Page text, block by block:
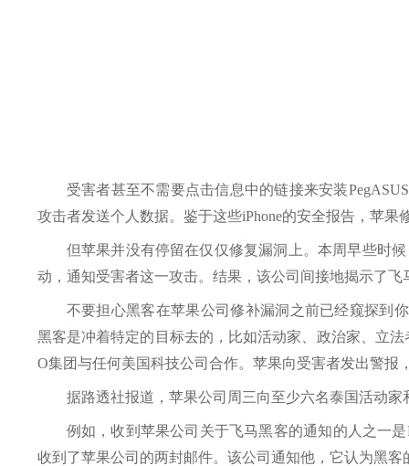
受害者甚至不需要点击信息中的链接来安装
攻击者发送个人数据。鉴于这些iPhone的安全报告，苹果
但苹果并没有停留在仅仅修复漏洞上。本周早些时
动，通知受害者这一攻击。结果，该公司间接地揭示了
不要担心黑客在苹果公司修补漏洞之前已经窥探到
黑客是冲着特定的目标去的，比如活动家、政治家、立
O集团与任何美国科技公司合作。苹果向受害者发出警
据路透社报道，苹果公司周三向至少六名泰国活动
例如，收到苹果公司关于飞马黑客的通知的人之一
收到了苹果公司的两封邮件。该公司通知他，它认为黑客